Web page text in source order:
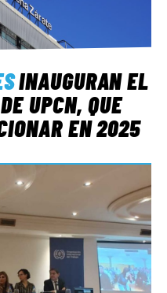
INAUGURAN EL
UPCN, QUE
EN 2025